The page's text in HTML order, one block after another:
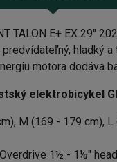
TALON E+ EX 29"
hladký
motora dodáva
elektrobicykel
M (169 - 179 cm),
Overdrive 1½ - 1⅛"